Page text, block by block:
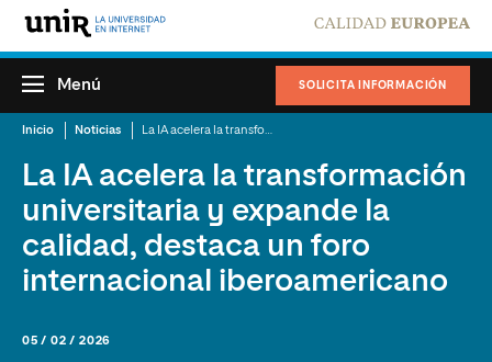
SOLICITA INFORMACIÓN
Menú
Inicio Noticias
La IA acelera la transformación
universitaria y expande la
calidad, destaca un foro
internacional iberoamericano
05 / 02 / 2026